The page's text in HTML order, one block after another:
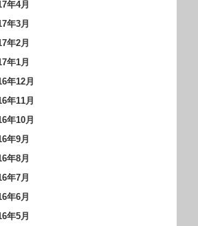
年4月
年3月
年2月
年1月
年12月
年11月
年10月
年9月
年8月
年7月
年6月
年5月